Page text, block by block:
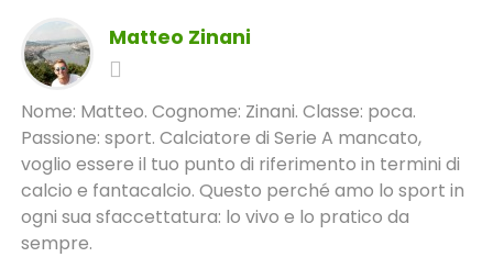
Matteo Zinani
Nome: Matteo. Cognome: Zinani. Classe: poca.
Passione: sport. Calciatore di Serie A mancato,
voglio essere il tuo punto di riferimento in termini di
calcio e fantacalcio. Questo perché amo lo sport in
ogni sua sfaccettatura: lo vivo e lo pratico da
sempre.